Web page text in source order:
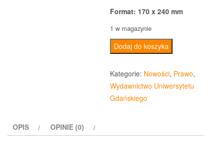
Format: 170 x 240 mm
1 w magazynie
ilość
Gdańskie
Studia
Prawnicze
2/2023
Dodaj do koszyka
Kategorie: Nowości, Prawo,
Wydawnictwo Uniwersytetu
Gdańskiego
OPIS OPINIE (0)